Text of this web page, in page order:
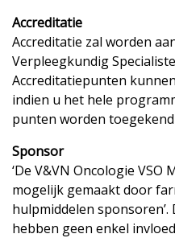
Accreditatie
Accreditatie zal worden
Verpleegkundig
Accreditatiepunten
indien u het hele
punten worden
Sponsor
‘De V&VN Oncologie VSO
mogelijk gemaakt door
hulpmiddelen
hebben geen enkel